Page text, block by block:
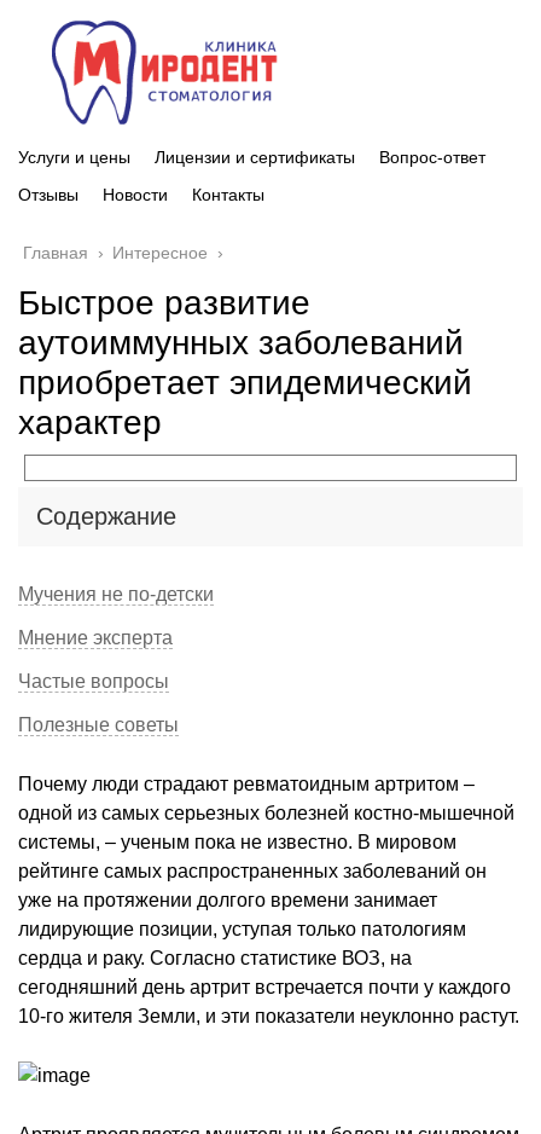
Услуги и цены Лицензии и сертификаты
Вопрос-ответ
Отзывы
Новости Контакты
Главная › Интересное ›
Быстрое развитие
аутоиммунных заболеваний
приобретает эпидемический
характер
Содержание
Мучения не по-детски
Мнение эксперта
Частые вопросы
Полезные советы
Почему люди страдают ревматоидным артритом –
одной из самых серьезных болезней костно-мышечной
системы, – ученым пока не известно. В мировом
рейтинге самых распространенных заболеваний он
уже на протяжении долгого времени занимает
лидирующие позиции, уступая только патологиям
сердца и раку. Согласно статистике ВОЗ, на
сегодняшний день артрит встречается почти у каждого
10-го жителя Земли, и эти показатели неуклонно растут.